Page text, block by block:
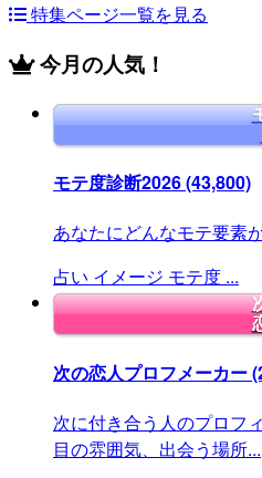
特集ページ一覧を見る
今月の人気！
モテ度診断2026(43,800)
あなたにどんなモテ要素
占い イメージ モテ度 ...
次の恋人プロフメーカー
次に付き合う人のプロフ
目の雰囲気、出会う場所...